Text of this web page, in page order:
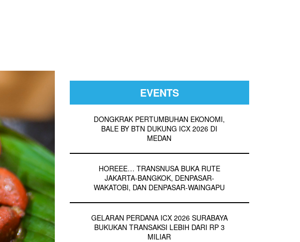
EVENTS
DONGKRAK PERTUMBUHAN EKONOMI,
BALE BY BTN DUKUNG ICX 2026 DI
MEDAN
HOREEE… TRANSNUSA BUKA RUTE
JAKARTA-BANGKOK, DENPASAR-
WAKATOBI, DAN DENPASAR-WAINGAPU
GELARAN PERDANA ICX 2026 SURABAYA
BUKUKAN TRANSAKSI LEBIH DARI RP 3
MILIAR